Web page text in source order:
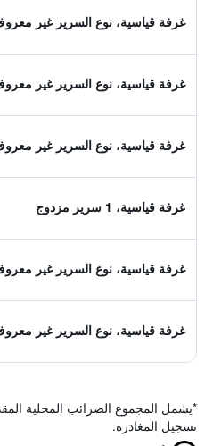
غرفة قياسية، نوع السرير غير
غرفة قياسية، نوع السرير غير
غرفة قياسية، نوع السرير غير
غرفة قياسية، 1 سرير مزدوج
غرفة قياسية، نوع السرير غير
غرفة قياسية، نوع السرير غير
*يشمل المجموع الضرائب المحلية
تسجيل المغادرة.